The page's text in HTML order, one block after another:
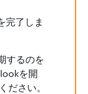
完了しま
するのを
を開
ださい。